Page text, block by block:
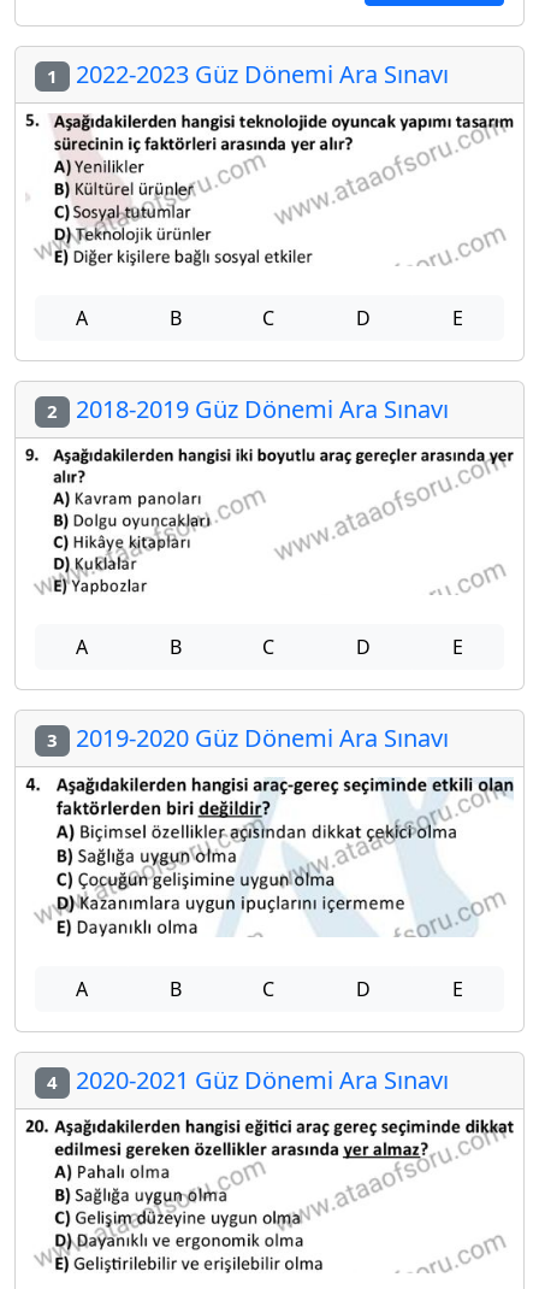
1 2022-2023 Güz Dönemi Ara Sınavı
A B C D E
2 2018-2019 Güz Dönemi Ara Sınavı
A B C D E
3 2019-2020 Güz Dönemi Ara Sınavı
A B C D E
4 2020-2021 Güz Dönemi Ara Sınavı